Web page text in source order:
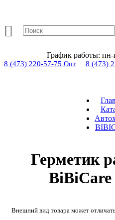
График работы: пн-
8 (473) 220-57-75 Опт 8 (473)
Герметик
Внешний вид товара может